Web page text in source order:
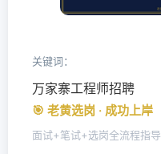
关键词：
万家寨工程师招聘
🎯 老黄选岗 · 成功上岸
面试+笔试+选岗全流程指导